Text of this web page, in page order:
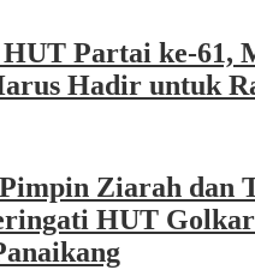
HUT Partai ke-61,
Hadir untuk
Ziarah dan
HUT